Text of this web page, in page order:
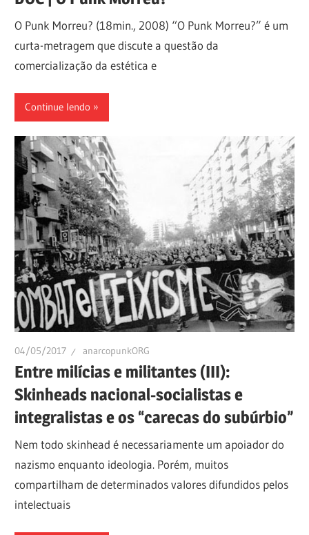
O Punk Morreu? (18min., 2008) “O Punk Morreu?” é um
curta-metragem que discute a questão da
comercialização da estética e
Continue lendo
04/05/2017 anarcopunkORG
Entre milícias e militantes (III):
Skinheads nacional-socialistas e
integralistas e os “carecas do subúrbio”
Nem todo skinhead é necessariamente um apoiador do
nazismo enquanto ideologia. Porém, muitos
compartilham de determinados valores difundidos pelos
intelectuais